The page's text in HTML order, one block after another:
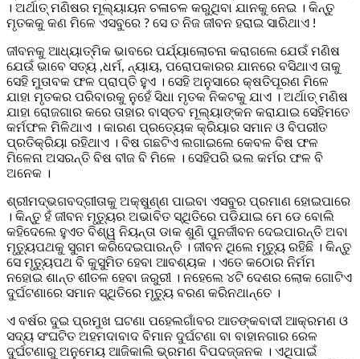
। ଅର୍ଥାତ୍ ମଣିଷର ମୂଲ୍ୟାୟନ ଚଳାଚଳ କରୁଥିବା ଯାନକୁ ନେଇ । କିନ୍ତୁ
ମୃତକକୁ କଣ ମିଳେ ଏସବୁରେ ? ସେ ତ ନିଜ ଜୀବନ ହରାଇ ସାରିଥାଏ !
ଜୀବନକୁ ଆଧ୍ୟାତ୍ମିକ ଭାବରେ ପର୍ଯ୍ୟାଲୋଚନା କରାଗଲେ ଯେଉଁ ମଣିଷ
ଯେଉଁ ଭାବେ ସତ୍ୟ ,ଧର୍ମ, ନ୍ୟାୟ, ପରୋପକାରର ଯାନରେ ବସିଥାଏ ତାକୁ
ସେହି ମୁତାବକ ଫଳ ପ୍ରାପ୍ତି ହୁଏ । ସେହି ଅନୁସାରେ କ୍ଷତିପୂରଣ ମିଳେ
ଯାହା ମୃତକର ପରିବାରକୁ ନୁହେଁ ସିଧା ମୃତକ ନିକଟକୁ ଯାଏ । ଅର୍ଥାତ୍ ମଣିଷ
ଯାହା ରୋଜଗାର କରେ ତାହାର ବାସ୍ତବ ମୂଲ୍ୟାଙ୍କନ କରାଯାଇ ସେହିମତେ
କର୍ମଫଳ ମିଳିଥାଏ । କାରଣ ପ୍ରତ୍ୟେକ କ୍ରିୟାର ସମାନ ଓ ବିପରୀତ
ପ୍ରତିକ୍ରିୟା ରହିଥାଏ । ବିଷ ଗଛଟିଏ ଲଗାଇଲେ କେବଳ ବିଷ ଫଳ
ମିଳେନା ଅସରନ୍ତି ବିଷ ବୀଜ ବି ମିଳେ । ସେହିପରି ଭଲ କର୍ମର ଫଳ ବି
ଅନେକ ।
ଶ୍ରୀମଦ୍ଭଗବଦ୍‌ଗୀତାକୁ ଅକ୍ଷୁଣ୍ଣ ପାଇବା ଏସବୁର ପ୍ରମାଣ ହୋଇପାରେ
। କିନ୍ତୁ ହଁ ଜୀବନ ମୃତ୍ୟୁର ଅଭାବିତ ସ୍ଥିତିରେ ପଡିଯାଇ ମେ ଡେ ବୋଲି
କହିଦେଲେ ହୁଏତ ବିଶ୍ୱ ନିୟନ୍ତା ଡାକ ଶୁଣି ପୁନର୍ଜୀବନ ଦେଇପାରନ୍ତି ଅବା
ମୃତ୍ୟୁପଥକୁ ସୁଗମ କରିଦେଇପାରନ୍ତି । ଜୀବନ ଥିଲେ ମୃତ୍ୟୁ ରହିଛି । କିନ୍ତୁ
ସେ ମୃତ୍ୟୁପଥ ବି କୁସୁମିତ ହେବା ଆବଶ୍ୟକ । ଏତେ କଠୋର ନିର୍ମମ
ନହୋଇ ଶାନ୍ତ ଶୀତଳ ହେବା ଜରୁରୀ । ନହେଲେ ୪ଟି ଦେଶର ଲୋକ ଗୋଟିଏ
ଦୁର୍ଘଟଣାରେ ସମାନ ସ୍ଥିତିରେ ମୃତ୍ୟୁ ବରଣ କରିନଥାନ୍ତେ ।
ଏ ବର୍ଷର ଦୁଇ ପ୍ରମୁଖ ଘଟଣା ପହେଲଗାଁବର ଆତଙ୍କବାଦୀ ଆକ୍ରମଣ ଓ
ସଦ୍ୟ ସଂଘଟିତ ଅହମଦାବାଦ ବିମାନ ଦୁର୍ଘଟଣା ବା ବାହାନଗାର ରେଳ
ଦୁର୍ଘଟଣାରୁ ଅନୁମେୟ ଆଜିକାଲି ଭ୍ରମଣ ବିପଦଜ୍ଜନକ । ଏଥିପାଇଁ